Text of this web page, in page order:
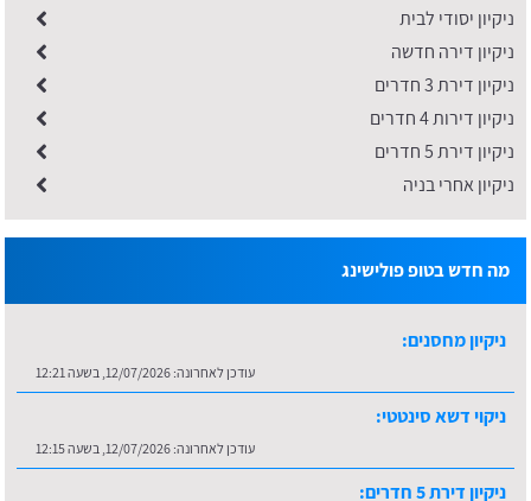
ניקיון יסודי לבית
ניקיון דירה חדשה
ניקיון דירת 3 חדרים
ניקיון דירות 4 חדרים
ניקיון דירת 5 חדרים
ניקיון אחרי בניה
מה חדש בטופ פולישינג
ניקיון מחסנים:
עודכן לאחרונה: 12/07/2026, בשעה 12:21
ניקוי דשא סינטטי:
עודכן לאחרונה: 12/07/2026, בשעה 12:15
ניקיון דירת 5 חדרים: